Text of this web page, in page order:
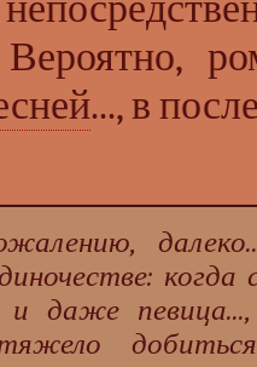
Вероятно,
..., в
и даже